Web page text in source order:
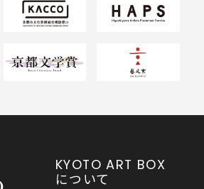
KYOTO ART BOX
について